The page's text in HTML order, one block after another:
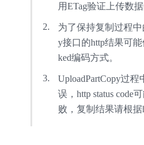
用ETag验证上传数据
为了保持复制过程中
y接口的http结果可能
ked编码方式。
UploadPartCopy过
误，http status code
败，复制结果请根据